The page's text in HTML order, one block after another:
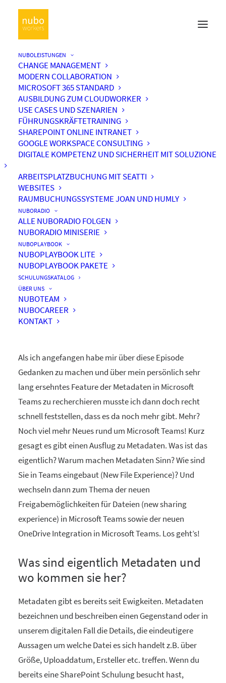
NUBOLEISTUNGEN
CHANGE MANAGEMENT
MODERN COLLABORATION
MICROSOFT 365 STANDARD
AUSBILDUNG ZUM CLOUDWORKER
USE CASES UND SZENARIEN
FÜHRUNGSKRÄFTETRAINING
SHAREPOINT ONLINE INTRANET
GOOGLE WORKSPACE CONSULTING
DIGITALE KOMPETENZ UND SICHERHEIT MIT SOLUZIONE
ARBEITSPLATZBUCHUNG MIT SEATTI
WEBSITES
RAUMBUCHUNGSSYSTEME JOAN UND HUMLY
NUBORADIO
ALLE NUBORADIO FOLGEN
NUBORADIO MINISERIE
NUBOPLAYBOOK
NUBOPLAYBOOK LITE
NUBOPLAYBOOK PAKETE
SCHULUNGSKATALOG
ÜBER UNS
NUBOTEAM
NUBOCAREER
KONTAKT
Microsoft Teams –
Metadaten & Dateihandling
like a boss?
Als ich angefangen habe mir über diese Episode
Gedanken zu machen und über mein persönlich sehr
lang ersehntes Feature der Metadaten in Microsoft
Teams zu recherchieren musste ich dann doch recht
schnell feststellen, dass es da noch mehr gibt. Mehr?
Noch viel mehr Neues rund um Microsoft Teams! Kurz
gesagt es gibt einen Ausflug zu Metadaten. Was ist das
eigentlich? Warum machen Metadaten Sinn? Wie sind
Sie in Teams eingebaut (New File Experience)? Und
wechseln dann zum Thema der neuen
Freigabemöglichkeiten für Dateien (new sharing
experience) in Microsoft Teams sowie der neuen
OneDrive Integration in Microsoft Teams. Los geht’s!
Was sind eigentlich Metadaten und
wo kommen sie her?
Metadaten gibt es bereits seit Ewigkeiten. Metadaten
bezeichnen und beschreiben einen Gegenstand oder in
unserem digitalen Fall die Details, die eindeutigere
Aussagen um welche Datei es sich handelt z.B. über
Größe, Uploaddatum, Ersteller etc. treffen. Wenn du
bereits eine SharePoint Schulung besucht hast,